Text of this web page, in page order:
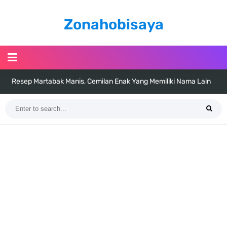
Zonahobisaya
Resep Martabak Manis, Cemilan Enak Yang Memiliki Nama Lain